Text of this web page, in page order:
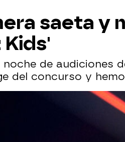
saeta y
Kids'
noche de audiciones
del concurso y